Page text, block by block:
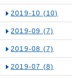
2019-10 (10)
2019-09 (7)
2019-08 (7)
2019-07 (8)